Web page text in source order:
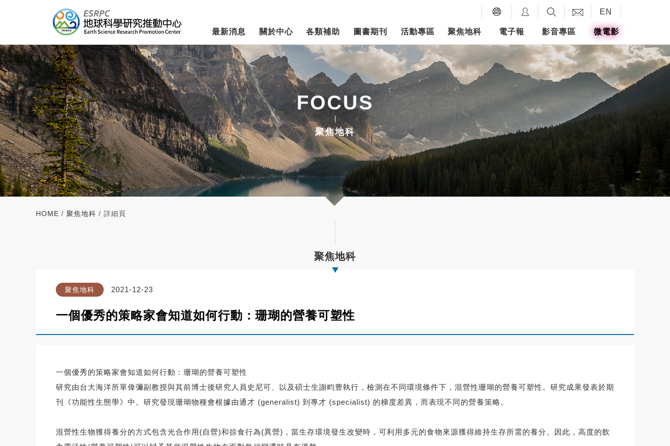
EN
最新消息 關於中心 各類補助 圖書期刊 活動專區 聚焦地科 電子報 影音專區 微電影
FOCUS
聚焦地科
HOME / 聚焦地科 / 詳細頁
聚焦地科
聚焦地科 2021-12-23
一個優秀的策略家會知道如何行動：珊瑚的營養可塑性
一個優秀的策略家會知道如何行動：珊瑚的營養可塑性
研究由台大海洋所單偉彌副教授與其前博士後研究人員史尼可、以及碩士生謝畇豊執行，檢測在不同環境條件下，混營性珊瑚的營養可塑性。研究成果發表於期
刊《功能性生態學》中。研究發現珊瑚物種會根據由通才 (generalist) 到專才 (specialist) 的梯度差異，而表現不同的營養策略。
混營性生物獲得養分的方式包含光合作用(自營)和掠食行為(異營)，當生存環境發生改變時，可利用多元的食物來源獲得維持生存所需的養分。因此，高度的飲